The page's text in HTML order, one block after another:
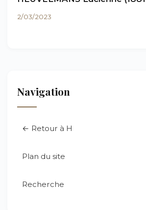
2/03/2023
Navigation
← Retour à H
Plan du site
Recherche